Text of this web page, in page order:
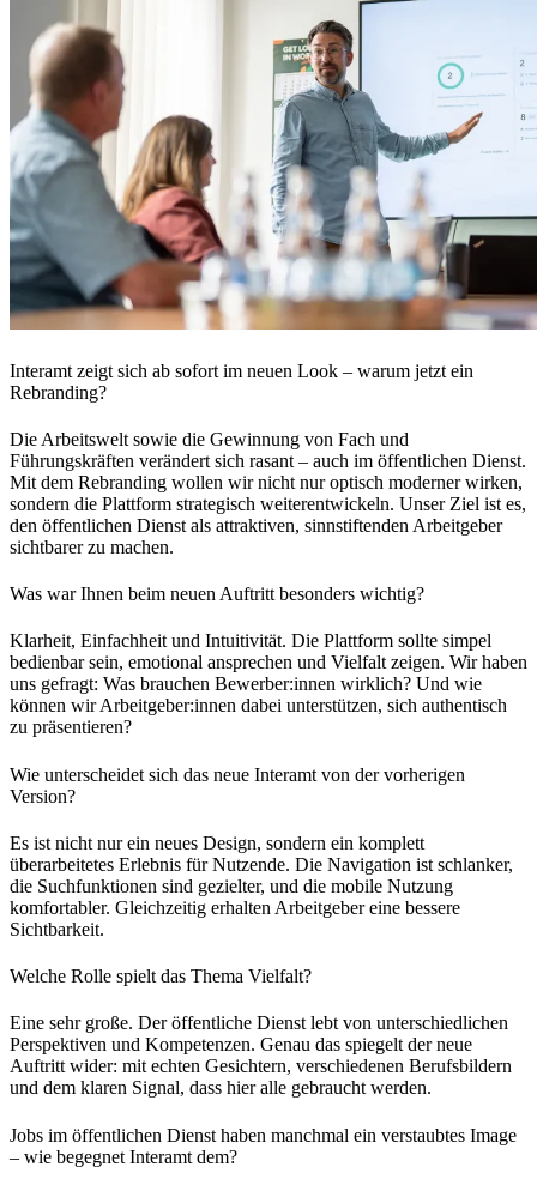
Interamt zeigt sich ab sofort im neuen Look – warum jetzt ein
Rebranding?
Die Arbeitswelt sowie die Gewinnung von Fach und
Führungskräften verändert sich rasant – auch im öffentlichen Dienst.
Mit dem Rebranding wollen wir nicht nur optisch moderner wirken,
sondern die Plattform strategisch weiterentwickeln. Unser Ziel ist es,
den öffentlichen Dienst als attraktiven, sinnstiftenden Arbeitgeber
sichtbarer zu machen.
Was war Ihnen beim neuen Auftritt besonders wichtig?
Klarheit, Einfachheit und Intuitivität. Die Plattform sollte simpel
bedienbar sein, emotional ansprechen und Vielfalt zeigen. Wir haben
uns gefragt: Was brauchen Bewerber:innen wirklich? Und wie
können wir Arbeitgeber:innen dabei unterstützen, sich authentisch
zu präsentieren?
Wie unterscheidet sich das neue Interamt von der vorherigen
Version?
Es ist nicht nur ein neues Design, sondern ein komplett
überarbeitetes Erlebnis für Nutzende. Die Navigation ist schlanker,
die Suchfunktionen sind gezielter, und die mobile Nutzung
komfortabler. Gleichzeitig erhalten Arbeitgeber eine bessere
Sichtbarkeit.
Welche Rolle spielt das Thema Vielfalt?
Eine sehr große. Der öffentliche Dienst lebt von unterschiedlichen
Perspektiven und Kompetenzen. Genau das spiegelt der neue
Auftritt wider: mit echten Gesichtern, verschiedenen Berufsbildern
und dem klaren Signal, dass hier alle gebraucht werden.
Jobs im öffentlichen Dienst haben manchmal ein verstaubtes Image
– wie begegnet Interamt dem?